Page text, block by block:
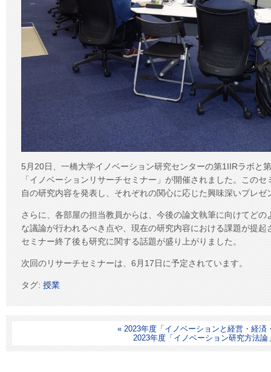
5月20日、一橋大学イノベーション研究センターの第1IIRラボと
「イノベーションリサーチセミナー」が開催されました。この
自の研究内容を発表し、それぞれの関心に応じた興味深いプレ
さらに、各部屋の担当教員からは、今後の論文執筆に向けてど
な議論が行われるべき点や、現在の研究内容における課題が提
セミナー終了後も研究に関する話題が盛り上がりました。
次回のリサーチセミナーは、6月17日に予定されています。
タグ: 授業
« 2023年度「イノベーションと経営・経
2023年度「イノベーション研究方法